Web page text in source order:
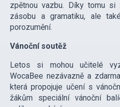
zpětnou vazbu. Díky tomu
zásobu a gramatiku, ale
porozumění.
Vánoční soutěž
Letos si mohou učitelé
WocaBee nezávazně a
která propojuje učení s
žákům speciální vánoční